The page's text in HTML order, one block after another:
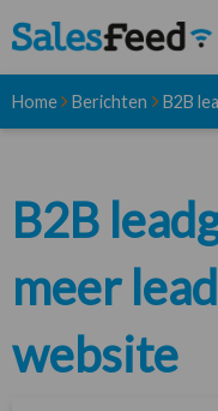
Home Berichten B2B
B2B
meer
website